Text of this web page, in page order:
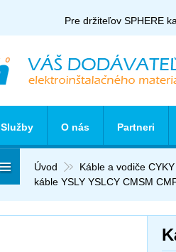
Pre držiteľov SPHERE
Úvod Káble a vodiče
káble YSLY YSLCY CMSM
Služby O nás Partneri